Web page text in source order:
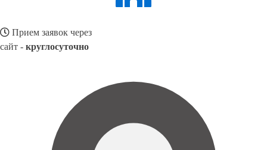
Прием заявок через
сайт - круглосуточно